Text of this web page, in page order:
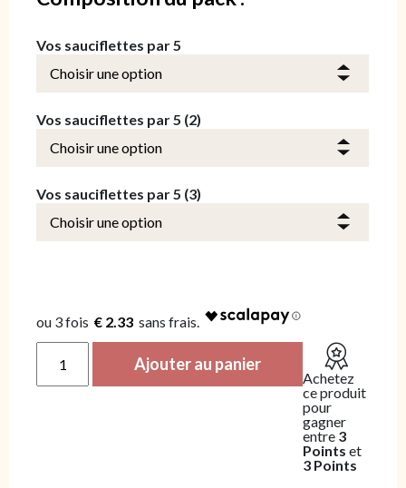
Vos sauciflettes par 5
Vos sauciflettes par 5 (2)
Vos sauciflettes par 5 (3)
€ 2.33
Ajouter au panier
Achetez
ce produit
pour
gagner
entre 3
Points et
3 Points